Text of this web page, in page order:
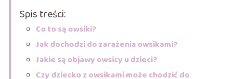
Spis treści:
Co to są owsiki?
Jak dochodzi do zarażenia owsikami?
Jakie są objawy owsicy u dzieci?
Czy dziecko z owsikami może chodzić do